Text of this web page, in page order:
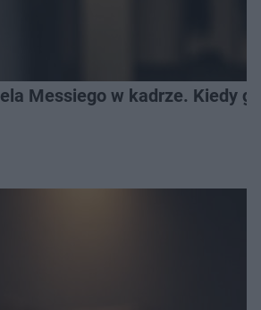
Messiego w kadrze. Kiedy